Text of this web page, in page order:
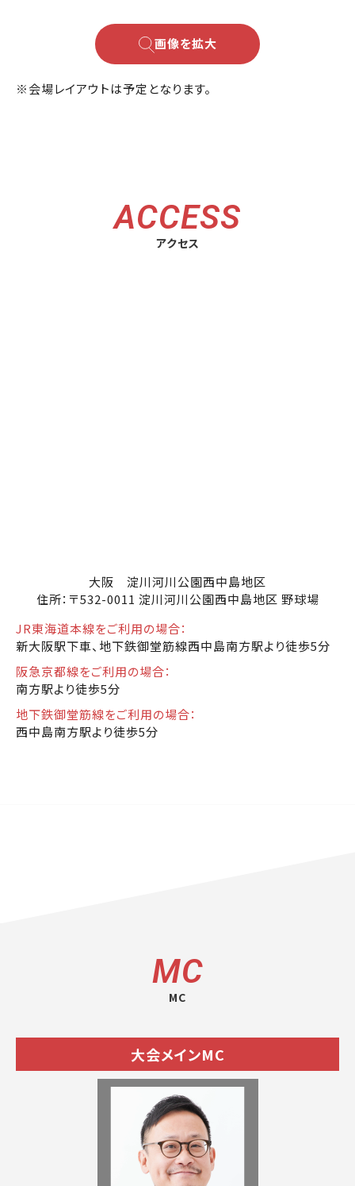
画像を拡大
※会場レイアウトは予定となります。
ACCESS
アクセス
大阪 淀川河川公園西中島地区
住所：〒532-0011 淀川河川公園西中島地区 野球場
JR東海道本線をご利用の場合：
新大阪駅下車、地下鉄御堂筋線西中島南方駅より徒歩5分
阪急京都線をご利用の場合：
南方駅より徒歩5分
地下鉄御堂筋線をご利用の場合：
西中島南方駅より徒歩5分
MC
MC
大会メインMC